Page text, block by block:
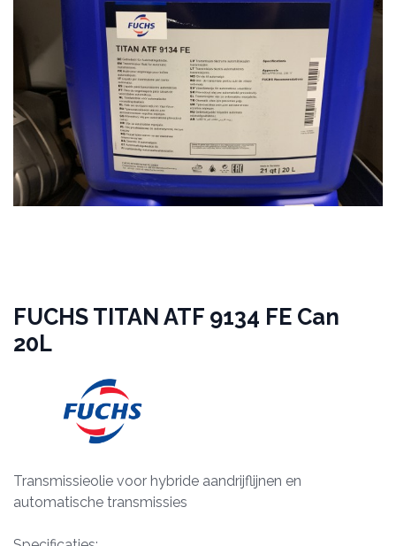
FUCHS TITAN ATF 9134 FE Can
20L
Transmissieolie voor hybride aandrijflijnen en
automatische transmissies